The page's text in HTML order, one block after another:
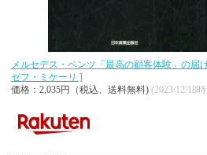
メルセデス・ベンツ「最高の顧客体験」の届
ゼフ・ミケーリ ]
価格：2,035円（税込、送料無料) (2023/12/18